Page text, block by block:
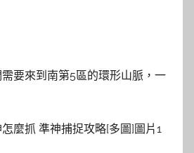
要來到南第5區的環形山脈，一